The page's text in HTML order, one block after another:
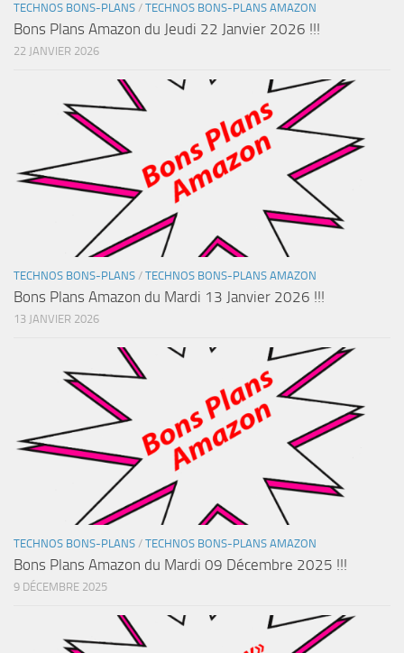
TECHNOS BONS-PLANS / TECHNOS BONS-PLANS AMAZON
Bons Plans Amazon du Jeudi 22 Janvier 2026 !!!
22 JANVIER 2026
TECHNOS BONS-PLANS / TECHNOS BONS-PLANS AMAZON
Bons Plans Amazon du Mardi 13 Janvier 2026 !!!
13 JANVIER 2026
TECHNOS BONS-PLANS / TECHNOS BONS-PLANS AMAZON
Bons Plans Amazon du Mardi 09 Décembre 2025 !!!
9 DÉCEMBRE 2025